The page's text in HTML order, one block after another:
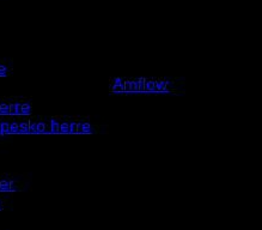
herre
Amflow